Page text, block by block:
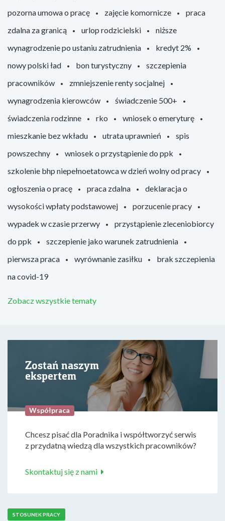
pozorna umowa o pracę
zajęcie komornicze
praca
zdalna za granicą
urlop rodzicielski
niższe
wynagrodzenie po ustaniu zatrudnienia
kredyt 2%
nowy polski ład
bon turystyczny
szczepienia
pracowników
zmniejszenie renty socjalnej
wynagrodzenia kierowców
świadczenie 500+
świadczenia rodzinne
rko
wniosek o emeryturę
mieszkanie bez wkładu
utrata uprawnień
spis
powszechny
wniosek o przystąpienie do ppk
szkolenie bhp niepełnoetatowca w dzień wolny od pracy
ogłoszenia o pracę
praca zdalna
deklaracja o
wysokości wpłaty podstawowej
porzucenie pracy
wypadek w czasie przerwy
przystąpienie zleceniobiorcy
do ppk
szczepienie jako warunek zatrudnienia
pierwsza praca
wyrównanie zasiłku
brak szczepienia
na covid-19
Zobacz wszystkie tematy
Zostań naszym
ekspertem
Współpraca
Chcesz pisać dla Poradnika i współtworzyć serwis
z przydatną wiedzą dla wszystkich pracowników?
Skontaktuj się z nami
STOSUNEK PRACY